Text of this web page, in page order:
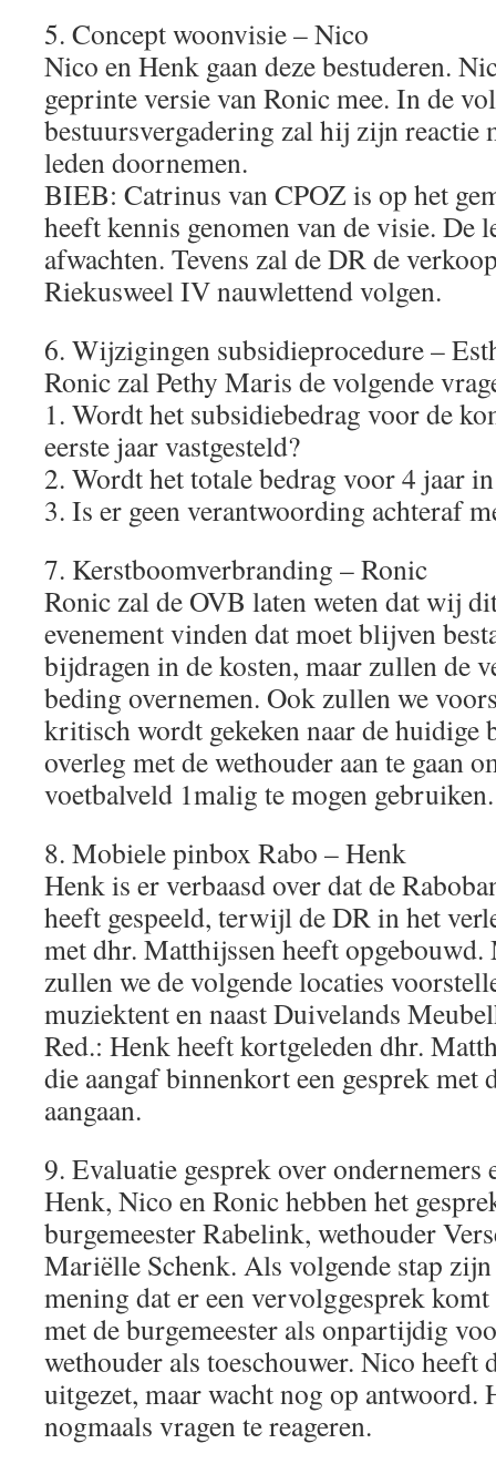
5. Concept woonvisie – Nico
Nico en Henk gaan deze bestuderen.
geprinte versie van Ronic mee. In de
bestuursvergadering zal hij zijn reactie
leden doornemen.
BIEB: Catrinus van CPOZ is op het
heeft kennis genomen van de visie. De
afwachten. Tevens zal de DR de
Riekusweel IV nauwlettend volgen.
6. Wijzigingen subsidieprocedure –
Ronic zal Pethy Maris de volgende
1. Wordt het subsidiebedrag voor de
eerste jaar vastgesteld?
2. Wordt het totale bedrag voor 4 jaar
3. Is er geen verantwoording achteraf
7. Kerstboomverbranding – Ronic
Ronic zal de OVB laten weten dat wij
evenement vinden dat moet blijven
bijdragen in de kosten, maar zullen de
beding overnemen. Ook zullen we
kritisch wordt gekeken naar de huidige
overleg met de wethouder aan te gaan
voetbalveld 1malig te mogen gebruiken.
8. Mobiele pinbox Rabo – Henk
Henk is er verbaasd over dat de
heeft gespeeld, terwijl de DR in het
met dhr. Matthijssen heeft opgebouwd.
zullen we de volgende locaties
muziektent en naast Duivelands
Red.: Henk heeft kortgeleden dhr.
die aangaf binnenkort een gesprek met
aangaan.
9. Evaluatie gesprek over ondernemers
Henk, Nico en Ronic hebben het
burgemeester Rabelink, wethouder
Mariëlle Schenk. Als volgende stap
mening dat er een vervolggesprek
met de burgemeester als onpartijdig
wethouder als toeschouwer. Nico heeft
uitgezet, maar wacht nog op antwoord.
nogmaals vragen te reageren.